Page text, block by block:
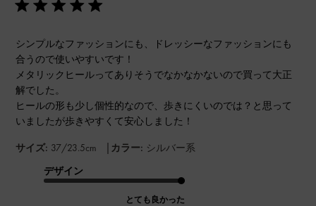
シンプルなファッションにも、ドレッシーなファッションにも
合うので使いやすいです！
メタリックヒールってありそうでなかなかないので買って大正
解でした。
ヒールの形も少し個性的なので、歩きにくいのでは？と思って
いましたが歩きやすくて安心しました！
サイズ: 37/23.5cm | カラー: シルバー系
デザイン
とても良かった